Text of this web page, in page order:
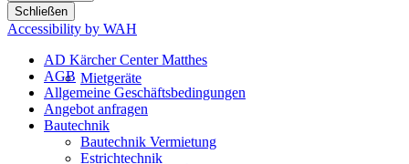
Mietgeräte
Schließen
Accessibility by WAH
AD Kärcher Center Matthes
AGB
Allgemeine Geschäftsbedingungen
Angebot anfragen
Bautechnik
Bautechnik Vermietung
Estrichtechnik